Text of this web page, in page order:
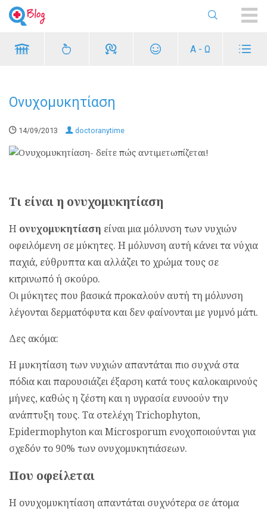
Α - Ω
Ονυχομυκητίαση
14/09/2013 doctoranytime
Τι είναι η ονυχομυκητίαση
Η ονυχομυκητίαση είναι μια μόλυνση των νυχιών
οφειλόμενη σε μύκητες. Η μόλυνση αυτή κάνει τα νύχια
παχιά, εύθρυπτα και αλλάζει το χρώμα τους σε
κιτρινωπό ή σκούρο.
Οι μύκητες που βασικά προκαλούν αυτή τη μόλυνση
λέγονται δερματόφυτα και δεν φαίνονται με γυμνό μάτι.
Δες ακόμα:
Η μυκητίαση των νυχιών απαντάται πιο συχνά στα
πόδια και παρουσιάζει έξαρση κατά τους καλοκαιρινούς
μήνες, καθώς η ζέστη και η υγρασία ευνοούν την
ανάπτυξη τους. Τα στελέχη Trichophyton,
Epidermophyton και Microsporum ενοχοποιούνται για
σχεδόν το 90% των ονυχομυκητιάσεων.
Που οφείλεται
Η ονυχομυκητίαση απαντάται συχνότερα σε άτομα